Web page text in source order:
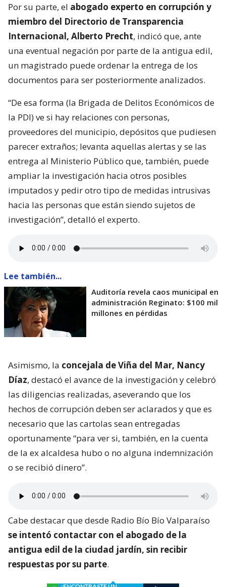
Por su parte, el abogado experto en corrupción y
miembro del Directorio de Transparencia
Internacional, Alberto Precht, indicó que, ante
una eventual negación por parte de la antigua edil,
un magistrado puede ordenar la entrega de los
documentos para ser posteriormente analizados.
“De esa forma (la Brigada de Delitos Económicos de
la PDI) ve si hay relaciones con personas,
proveedores del municipio, depósitos que pudiesen
parecer extraños; levanta aquellas alertas y se las
entrega al Ministerio Público que, también, puede
ampliar la investigación hacia otros posibles
imputados y pedir otro tipo de medidas intrusivas
hacia las personas que están siendo sujetos de
investigación”, detalló el experto.
Lee también...
Auditoría revela caos municipal en
administración Reginato: $100 mil
millones en pérdidas
Asimismo, la concejala de Viña del Mar, Nancy
Díaz, destacó el avance de la investigación y celebró
las diligencias realizadas, aseverando que los
hechos de corrupción deben ser aclarados y que es
necesario que las cartolas sean entregadas
oportunamente “para ver si, también, en la cuenta
de la ex alcaldesa hubo o no alguna indemnización
o se recibió dinero”.
Cabe destacar que desde Radio Bío Bío Valparaíso
se intentó contactar con el abogado de la
antigua edil de la ciudad jardín, sin recibir
respuestas por su parte.